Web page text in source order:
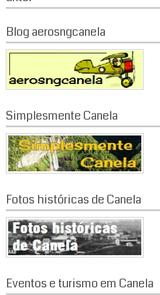
Blog aerosngcanela
Simplesmente Canela
Fotos históricas de Canela
Eventos e turismo em Canela